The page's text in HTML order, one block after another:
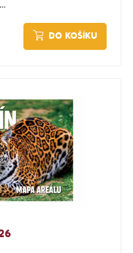
DO KOŠÍKU